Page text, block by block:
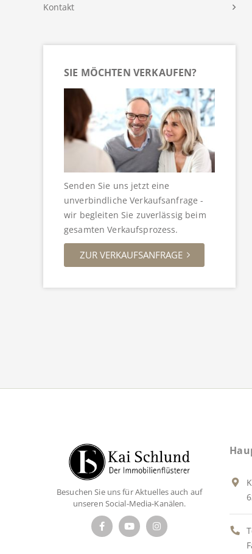
Kontakt
SIE MÖCHTEN VERKAUFEN?
Senden Sie uns jetzt eine
unverbindliche Verkaufsanfrage -
wir begleiten Sie zuverlässig beim
gesamten Verkaufsprozess.
ZUR VERKAUFSANFRAGE
Besuchen Sie uns für Aktuelles auch auf
unseren Social-Media-Kanälen.